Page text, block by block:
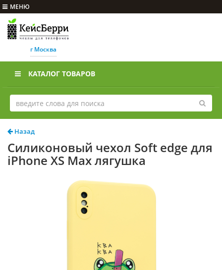
МЕНЮ
г Москва
КАТАЛОГ ТОВАРОВ
Назад
Силиконовый чехол Soft edge для
iPhone XS Max лягушка